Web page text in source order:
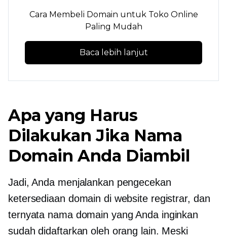
Cara Membeli Domain untuk Toko Online
Paling Mudah
Baca lebih lanjut
Apa yang Harus
Dilakukan Jika Nama
Domain Anda Diambil
Jadi, Anda menjalankan pengecekan
ketersediaan domain di website registrar, dan
ternyata nama domain yang Anda inginkan
sudah didaftarkan oleh orang lain. Meski